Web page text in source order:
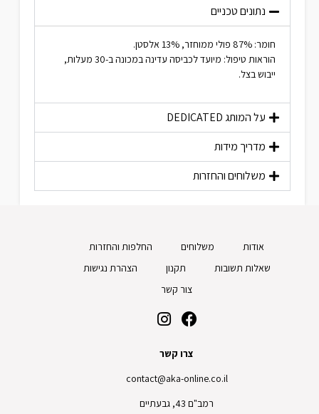
נתונים טכניים
חומר: 87% פולי ממוחזר, 13% אלסטן.
הוראות טיפול: מיועד לכביסה עדינה במכונה ב-30 מעלות,
ייבוש בצל.
על המותג DEDICATED
מדריך מידות
משלוחים והחזרות
אודות משלוחים
החלפות והחזרות
שאלות תשובות
תקנון
הצהרת נגישות
צור קשר
צרו קשר
contact@aka-online.co.il
רמב"ם 43, גבעתיים